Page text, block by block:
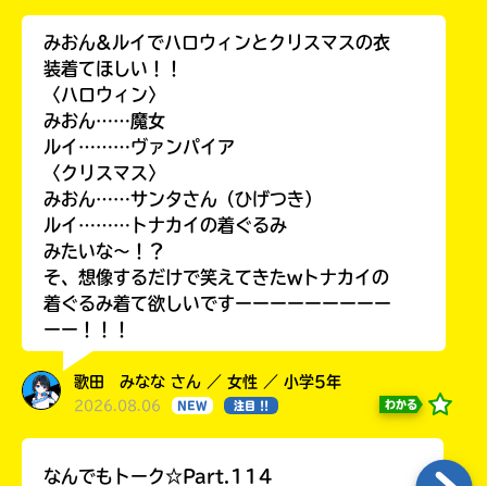
みおん&ルイでハロウィンとクリスマスの衣
装着てほしい！！
〈ハロウィン〉
みおん……魔女
ルイ………ヴァンパイア
〈クリスマス〉
みおん……サンタさん（ひげつき）
ルイ………トナカイの着ぐるみ
みたいな〜！？
そ、想像するだけで笑えてきたwトナカイの
着ぐるみ着て欲しいですーーーーーーーーー
ーー！！！
歌田 みなな さん ／ 女性 ／ 小学5年
2026.08.06 NEW 注目 !! わかる
なんでもトーク☆Part.114